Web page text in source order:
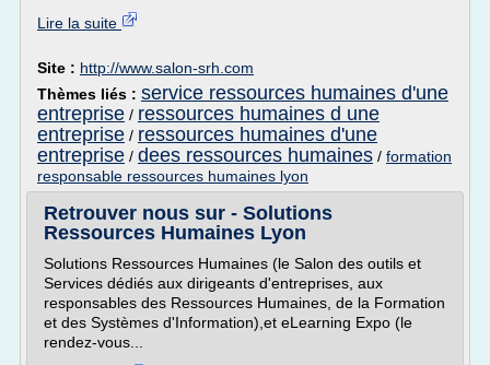
Lire la suite
Site : http://www.salon-srh.com
Thèmes liés : service ressources humaines d'une
entreprise / ressources humaines d une
entreprise / ressources humaines d'une
entreprise / dees ressources humaines / formation
responsable ressources humaines lyon
Retrouver nous sur - Solutions
Ressources Humaines Lyon
Solutions Ressources Humaines (le Salon des outils et
Services dédiés aux dirigeants d'entreprises, aux
responsables des Ressources Humaines, de la Formation
et des Systèmes d'Information),et eLearning Expo (le
rendez-vous...